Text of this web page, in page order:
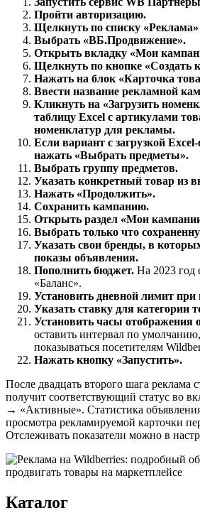
Пройти авторизацию.
Щелкнуть по списку
Выбрать «ВБ.Продвижение».
Открыть вкладку «Мои
Щелкнуть по кнопке «Создать
Нажать на блок «Карточка
Ввести название рекламной
Кликнуть на «Загрузить
таблицу Excel с артикулами
номенклатур для рекламы.
Если вариант с загрузкой
нажать «Выбрать предметы».
Выбрать группу предметов.
Указать конкретный товар из
Нажать «Продолжить».
Сохранить кампанию.
Открыть раздел «Мои
Выбрать только что
Указать свои бренды, в
показы объявления.
Пополнить бюджет. На 2023 год
«Баланс».
Установить дневной лимит при
Указать ставку для категории
Установить часы отображения
оставить интервал по
показываться посетителям
Нажать кнопку «Запустить».
После двадцать второго шага реклама
получит соответствующий статус во
→ «Активные». Статистика
просмотра рекламируемой карточки
Отслеживать показатели можно в
Каталог